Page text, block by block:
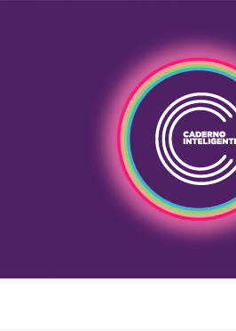
Blog do Caderno